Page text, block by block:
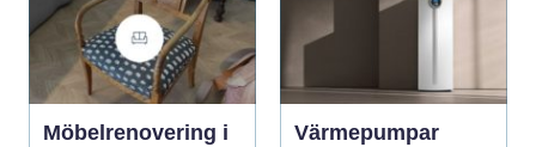
Möbelrenovering i
Värmepumpar